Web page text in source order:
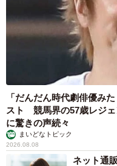
「だんだん時代劇俳優み
スト 競馬界の57歳レジェ
に驚きの声続々
まいどなトピック
2026.08.08
ネット通